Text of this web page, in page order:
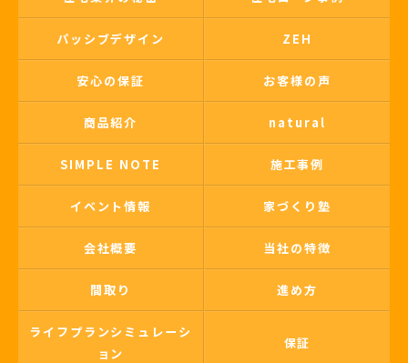
パッシブデザイン ZEH
安心の保証 お客様の声
商品紹介 natural
SIMPLE NOTE 施工事例
イベント情報 家づくり塾
会社概要 当社の特徴
間取り 進め方
ライフプランシミュレーシ
ョン
保証